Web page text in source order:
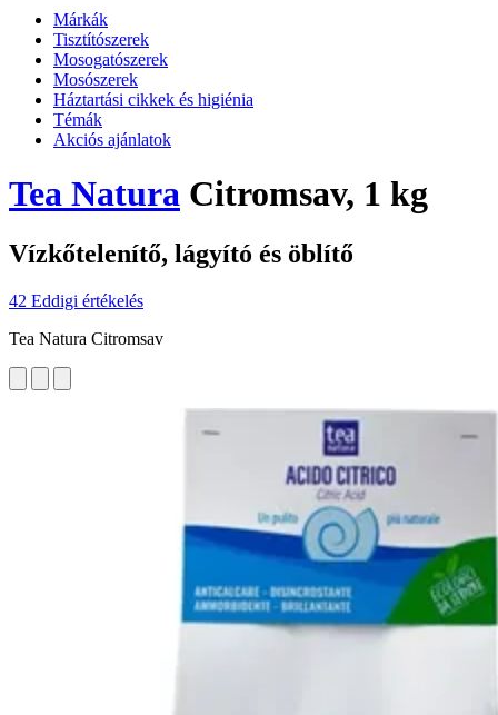
Márkák
Tisztítószerek
Mosogatószerek
Mosószerek
Háztartási cikkek és higiénia
Témák
Akciós ajánlatok
Tea Natura Citromsav, 1 kg
Vízkőtelenítő, lágyító és öblítő
42 Eddigi értékelés
Tea Natura Citromsav